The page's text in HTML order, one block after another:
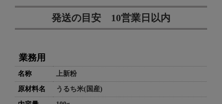
発送の目安 10営業日以内
業務用
名称 上新粉
原材料名 うるち米(国産)